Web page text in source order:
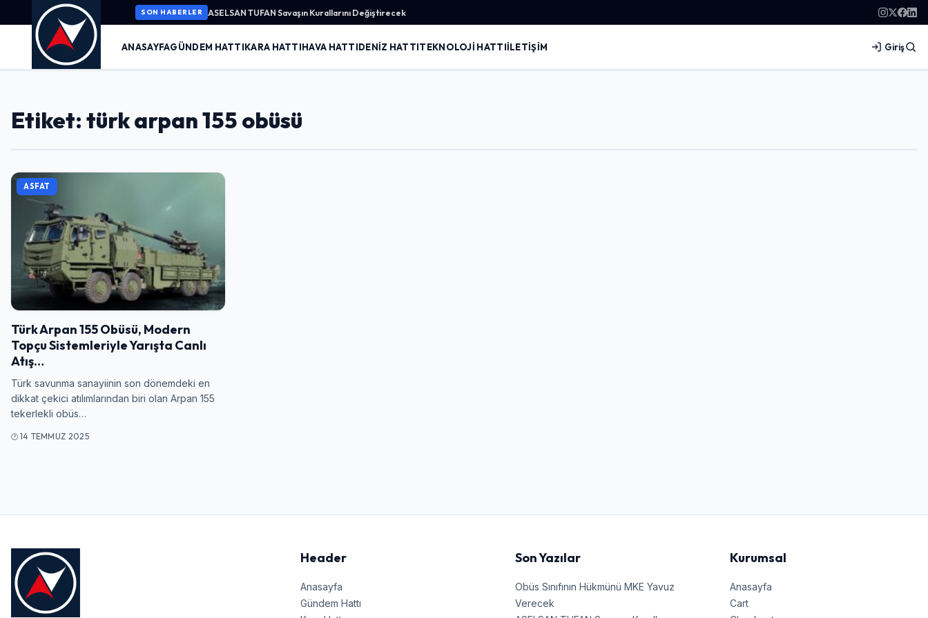
SON HABERLER ASELSAN TUFAN Savaşın Kurallarını Değiştirecek
ANASAYFAGÜNDEM HATTIKARA HATTIHAVA HATTIDENIZ HATTITEKNOLOJI HATTIİLETIŞIM Giriş
Etiket: türk arpan 155 obüsü
ASFAT
Türk Arpan 155 Obüsü, Modern
Topçu Sistemleriyle Yarışta Canlı
Atış…
Türk savunma sanayiinin son dönemdeki en
dikkat çekici atılımlarından biri olan Arpan 155
tekerlekli obüs…
14 TEMMUZ 2025
Header
Anasayfa
Gündem Hattı
Son Yazılar
Obüs Sınıfının Hükmünü MKE Yavuz
Verecek
Kurumsal
Anasayfa
Cart